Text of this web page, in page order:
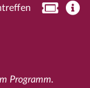
Programm.